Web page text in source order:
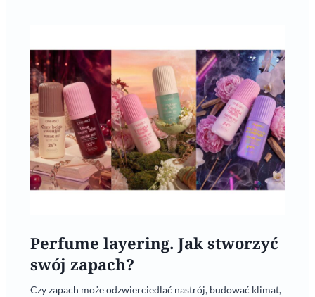
Perfume layering. Jak stworzyć
swój zapach?
Czy zapach może odzwierciedlać nastrój, budować klimat,